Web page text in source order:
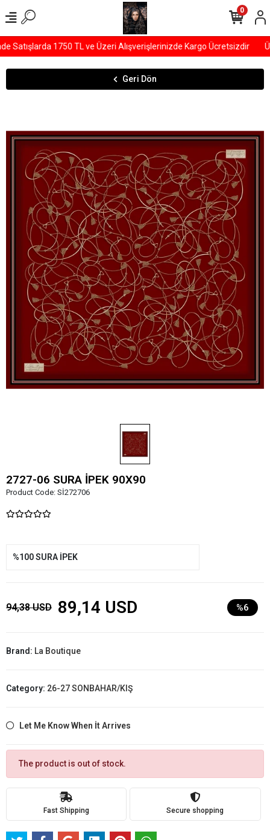
Satışlarda 1750 TL ve Üzeri Alışverişlerinizde Kargo Ücretsizdir
0
Geri Dön
2727-06 SURA İPEK 90X90
Product Code: Sİ272706
%100 SURA İPEK
94,38 USD 89,14 USD %6
Brand: La Boutique
Category: 26-27 SONBAHAR/KIŞ
Let Me Know When İt Arrives
The product is out of stock.
Fast Shipping Secure shopping